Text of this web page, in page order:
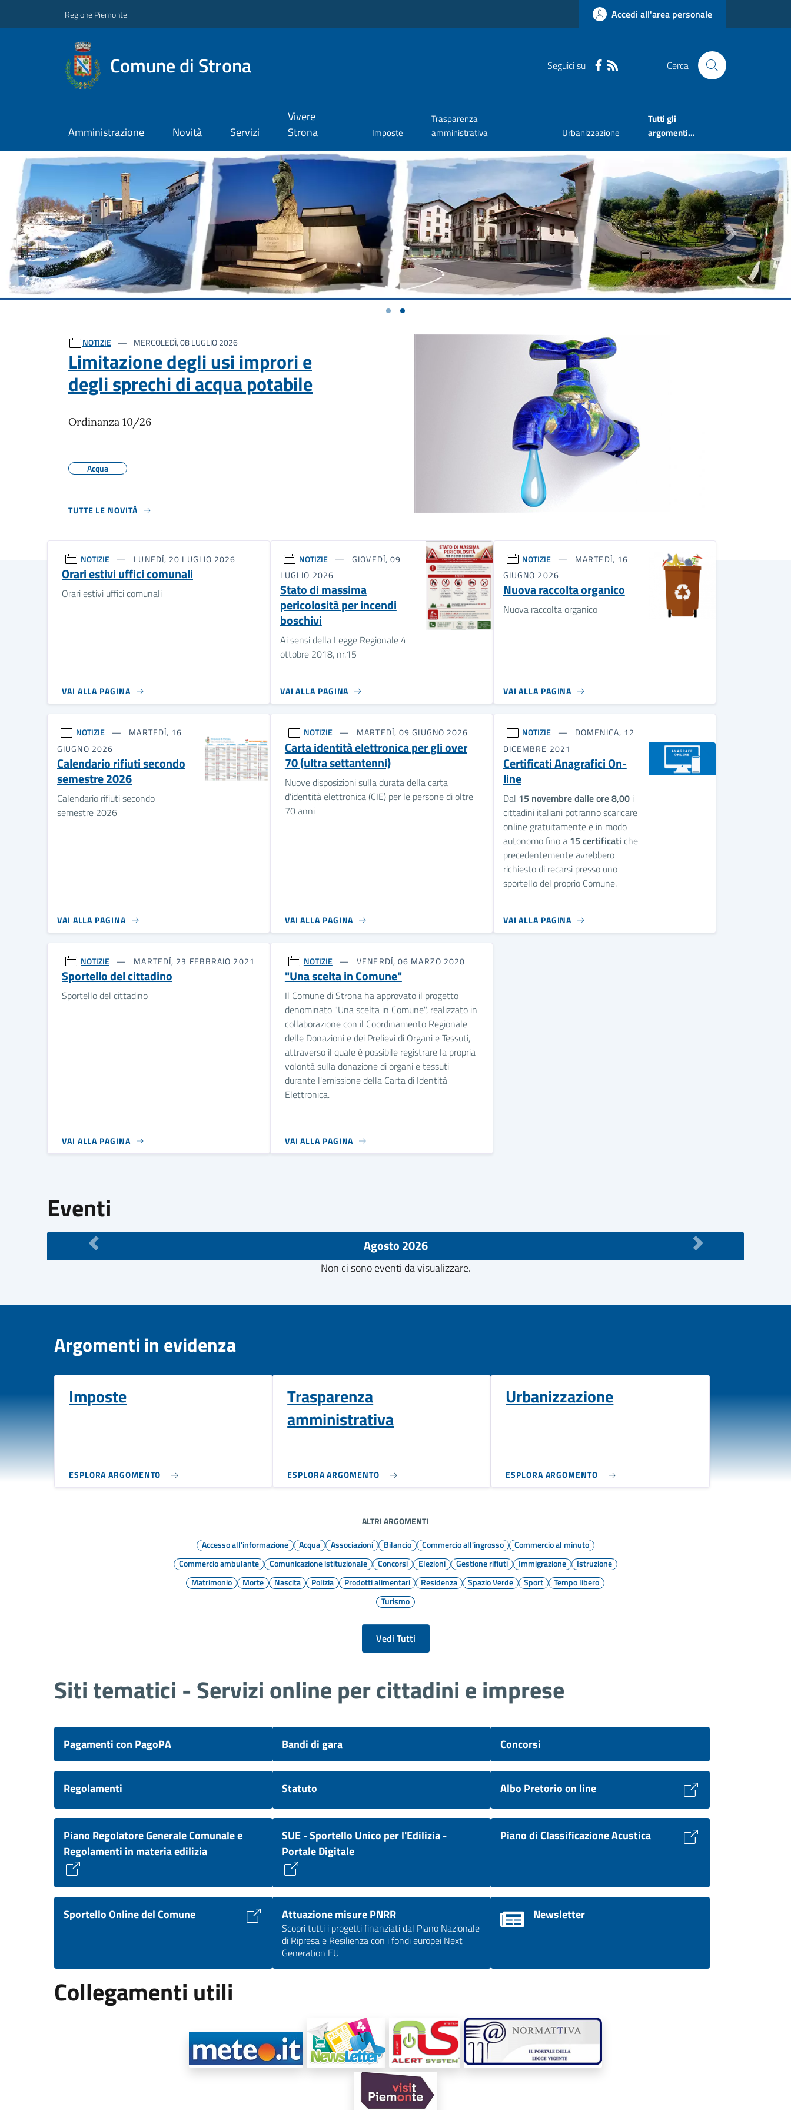
Regione Piemonte Accedi all'area personale
Comune di Strona Seguici su Cerca
Amministrazione Novità Servizi
Vivere
Strona
Imposte
Trasparenza
amministrativa
Urbanizzazione
Tutti gli
argomenti...
Previous Next
Ultime notizie
NOTIZIE MERCOLEDÌ, 08 LUGLIO 2026
Limitazione degli usi improri e
degli sprechi di acqua potabile
Ordinanza 10/26
Acqua
TUTTE LE NOVITÀ
NOTIZIE LUNEDÌ, 20 LUGLIO 2026
Orari estivi uffici comunali
Orari estivi uffici comunali
VAI ALLA PAGINA
NOTIZIE
GIOVEDÌ, 09
LUGLIO 2026
Stato di massima
pericolosità per incendi
boschivi
Ai sensi della Legge Regionale 4
ottobre 2018, nr.15
VAI ALLA PAGINA
NOTIZIE
MARTEDÌ, 16
GIUGNO 2026
Nuova raccolta organico
Nuova raccolta organico
VAI ALLA PAGINA
NOTIZIE
MARTEDÌ, 16
GIUGNO 2026
Calendario rifiuti secondo
semestre 2026
Calendario rifiuti secondo
semestre 2026
VAI ALLA PAGINA
NOTIZIE MARTEDÌ, 09 GIUGNO 2026
Carta identità elettronica per gli over
70 (ultra settantenni)
Nuove disposizioni sulla durata della carta
d'identità elettronica (CIE) per le persone di oltre
70 anni
VAI ALLA PAGINA
NOTIZIE
DOMENICA, 12
DICEMBRE 2021
Certificati Anagrafici On-
line
Dal 15 novembre dalle ore 8,00i
cittadini italiani potranno scaricare
online gratuitamente e in modo
autonomo fino a 15 certificati che
precedentemente avrebbero
richiesto di recarsi presso uno
sportello del proprio Comune.
VAI ALLA PAGINA
NOTIZIE MARTEDÌ, 23 FEBBRAIO 2021
Sportello del cittadino
Sportello del cittadino
VAI ALLA PAGINA
NOTIZIE VENERDÌ, 06 MARZO 2020
"Una scelta in Comune"
Il Comune di Strona ha approvato il progetto
denominato "Una scelta in Comune", realizzato in
collaborazione con il Coordinamento Regionale
delle Donazioni e dei Prelievi di Organi e Tessuti,
attraverso il quale è possibile registrare la propria
volontà sulla donazione di organi e tessuti
durante l'emissione della Carta di Identità
Elettronica.
VAI ALLA PAGINA
Eventi
Agosto 2026
Non ci sono eventi da visualizzare.
Argomenti in evidenza
Imposte
ESPLORA ARGOMENTO
Trasparenza
amministrativa
ESPLORA ARGOMENTO
Urbanizzazione
ESPLORA ARGOMENTO
ALTRI ARGOMENTI
Accesso all'informazione
Acqua Associazioni Bilancio Commercio all'ingrosso
Commercio al minuto
Commercio ambulante
Comunicazione istituzionale Concorsi Elezioni Gestione rifiuti Immigrazione
Istruzione
Matrimonio
Morte Nascita Polizia Prodotti alimentari Residenza Spazio Verde Sport
Tempo libero
Turismo
Vedi Tutti
Siti tematici - Servizi online per cittadini e imprese
Pagamenti con PagoPA Bandi di gara Concorsi
Regolamenti Statuto Albo Pretorio on line
Piano Regolatore Generale Comunale e
Regolamenti in materia edilizia
SUE - Sportello Unico per l'Edilizia -
Portale Digitale
Piano di Classificazione Acustica
Sportello Online del Comune Attuazione misure PNRR
Scopri tutti i progetti finanziati dal Piano Nazionale
di Ripresa e Resilienza con i fondi europei Next
Generation EU
Newsletter
Collegamenti utili